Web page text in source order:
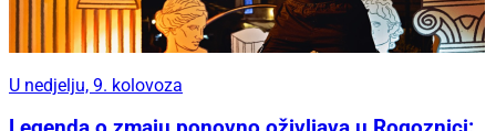
U nedjelju, 9. kolovoza